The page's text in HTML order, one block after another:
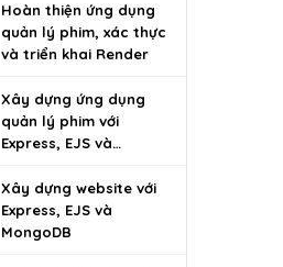
Hoàn thiện ứng dụng
quản lý phim, xác thực
và triển khai Render
Xây dựng ứng dụng
quản lý phim với
Express, EJS và
Xây dựng website với
Express, EJS và
MongoDB